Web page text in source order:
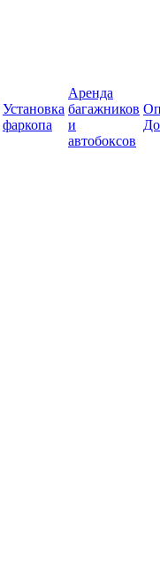
Установка
фаркопа
Аренда
багажников
и
автобоксов